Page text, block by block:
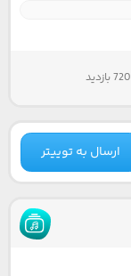
720 بازدید
ارسال به توییتر